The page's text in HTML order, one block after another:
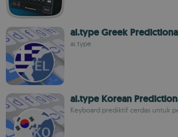
ai.type Greek
ai.type
ai.type Korean
Keyboard prediktif cerdas untuk